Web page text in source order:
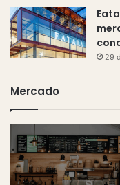
29
Mercado